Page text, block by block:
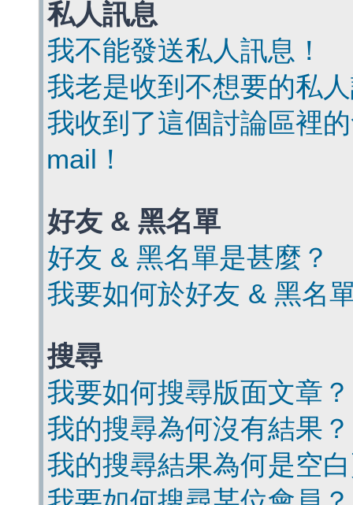
私人訊息
我不能發送私人訊息！
我老是收到不想要的私
我收到了這個討論區裡
mail！
好友 & 黑名單
好友 & 黑名單是甚麼？
我要如何於好友 & 黑名
搜尋
我要如何搜尋版面文章？
我的搜尋為何沒有結果？
我的搜尋結果為何是空